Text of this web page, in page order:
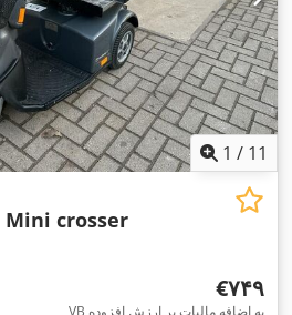
1 / 11
Mini crosser
‎€۷۴۹
VB به اضافه مالیات بر ارزش افزوده